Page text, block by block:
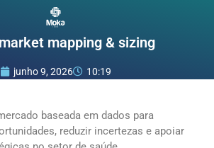
mapping & sizing
junho 9, 2026 10:19
baseada em dados para
reduzir incertezas e apoiar